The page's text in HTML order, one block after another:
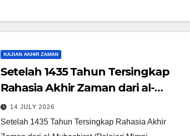
KAJIAN AKHIR ZAMAN
Setelah 1435 Tahun Tersingkap
Rahasia Akhir Zaman dari al-
Mubashirat (Pelajari Mimpi
Muhammad Qasim)
14 JULY 2026
Setelah 1435 Tahun Tersingkap Rahasia Akhir